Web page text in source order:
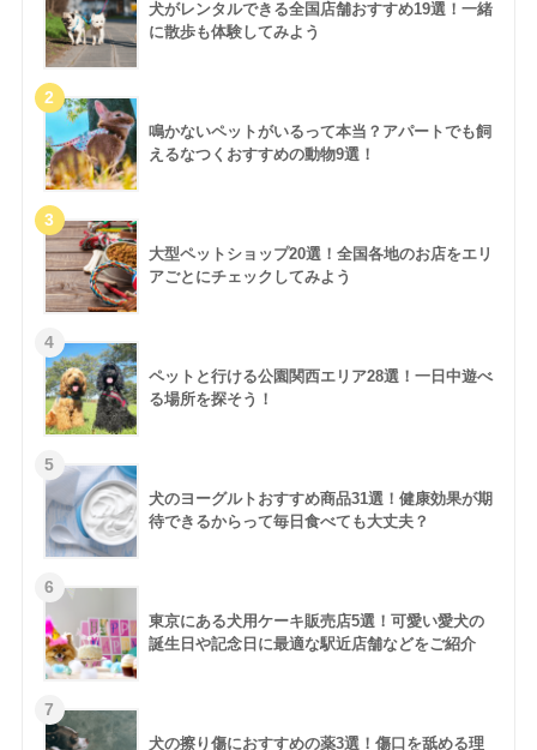
犬がレンタルできる全国店舗おすすめ19選！一緒
に散歩も体験してみよう
鳴かないペットがいるって本当？アパートでも飼
えるなつくおすすめの動物9選！
大型ペットショップ20選！全国各地のお店をエリ
アごとにチェックしてみよう
ペットと行ける公園関西エリア28選！一日中遊べ
る場所を探そう！
犬のヨーグルトおすすめ商品31選！健康効果が期
待できるからって毎日食べても大丈夫？
東京にある犬用ケーキ販売店5選！可愛い愛犬の
誕生日や記念日に最適な駅近店舗などをご紹介
犬の擦り傷におすすめの薬3選！傷口を舐める理